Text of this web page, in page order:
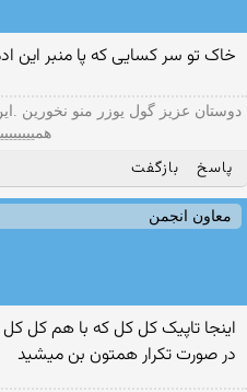
خاک تو سر کسایی که پا منبر این
دوستان عزيز گول يوزر منو
پاسخ بازگفت
معاون انجمن
اینجا تاپیک کل کل که با هم کل
در صورت تکرار همتون بن میشید